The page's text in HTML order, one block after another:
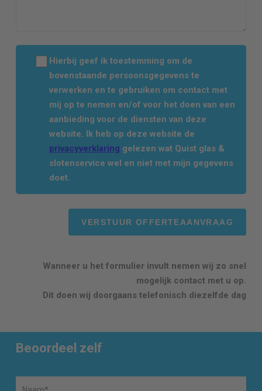
Hierbij geef ik toestemming om de
bovenstaande persoonsgegevens te
verwerken en te gebruiken om contact met
mij op te nemen en/of voor het doen van een
aanbieding voor de diensten van deze
website. Ik heb op deze website de
privacyverklaring gelezen wat Quist glas &
slotenservice wel en niet met mijn gegevens
doet.
Wanneer u het formulier invult nemen wij zo snel
mogelijk contact met u op.
Dit doen wij doorgaans telefonisch diezelfde dag
Beoordeel zelf